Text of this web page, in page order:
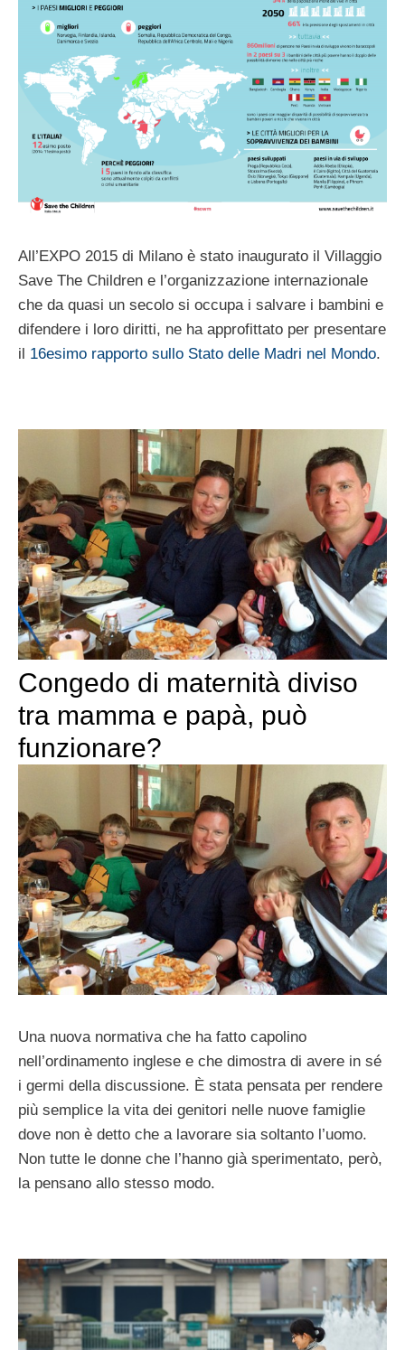
All’EXPO 2015 di Milano è stato inaugurato il Villaggio
Save The Children e l’organizzazione internazionale
che da quasi un secolo si occupa i salvare i bambini e
difendere i loro diritti, ne ha approfittato per presentare
il 16esimo rapporto sullo Stato delle Madri nel Mondo.
Congedo di maternità diviso
tra mamma e papà, può
funzionare?
Una nuova normativa che ha fatto capolino
nell’ordinamento inglese e che dimostra di avere in sé
i germi della discussione. È stata pensata per rendere
più semplice la vita dei genitori nelle nuove famiglie
dove non è detto che a lavorare sia soltanto l’uomo.
Non tutte le donne che l’hanno già sperimentato, però,
la pensano allo stesso modo.